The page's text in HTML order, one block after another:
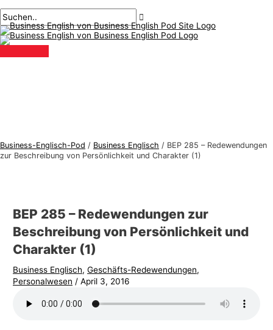
Inhalt
springen
Business-Englisch-Pod / Business Englisch / BEP 285 – Redewendungen
zur Beschreibung von Persönlichkeit und Charakter (1)
BEP 285 – Redewendungen zur
Beschreibung von Persönlichkeit und
Charakter (1)
Business Englisch,Geschäfts-Redewendungen,
Personalwesen /April 3, 2016
Sie
hier
ein..
B
u
s
i
E
i
s
c
h
-
S
u
c
h
h